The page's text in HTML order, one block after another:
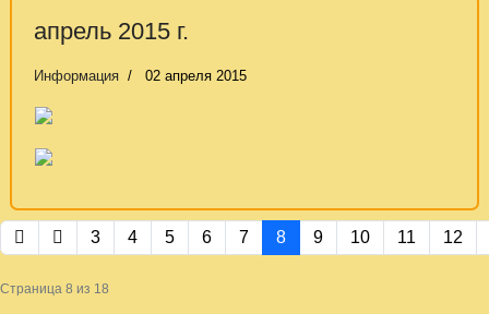
апрель 2015 г.
Информация 02 апреля 2015
3 4 5 6 7 8 9 10 11 12
Страница 8 из 18